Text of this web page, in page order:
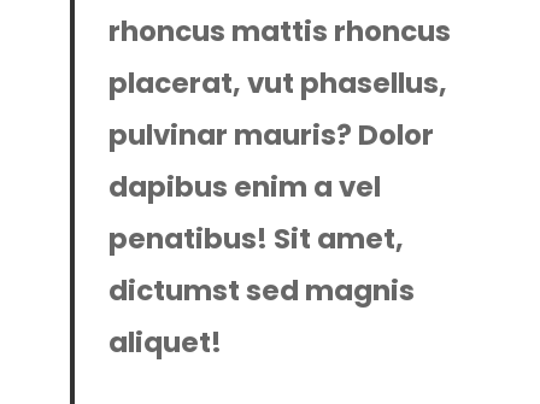
rhoncus mattis rhoncus
placerat, vut phasellus,
pulvinar mauris? Dolor
dapibus enim a vel
penatibus! Sit amet,
dictumst sed magnis
aliquet!